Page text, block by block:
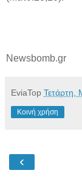
Newsbomb.gr
EviaTop Τετάρτη,
Κοινή χρήση
‹